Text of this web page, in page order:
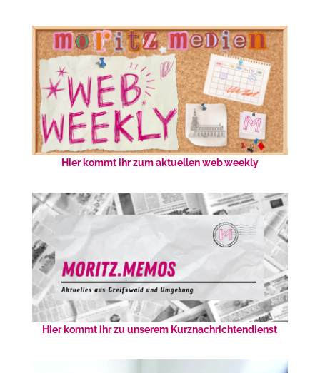
Hier kommt ihr zum aktuellen web.weekly
Hier kommt ihr zu unserem Kurznachrichtendienst